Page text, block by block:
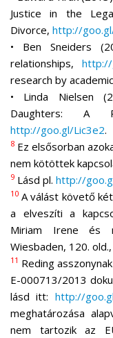
Justice in the
Divorce, http://
• Ben Sneiders
relationships, http://
research by
• Linda Nielsen
Daughters: A
http://goo.gl/Lic3e2.
8 Ez elsősorban
nem kötöttek
9 Lásd pl. http://
10 A válást követő
a elveszíti a
Miriam Irene és
Wiesbaden, 120.
11 Reding
E-000713/2013
lásd itt: http://
meghatározása
nem tartozik az